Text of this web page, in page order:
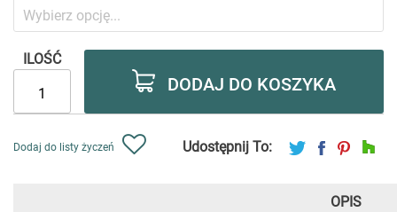
ILOŚĆ
DODAJ DO KOSZYKA
Dodaj do listy życzeń Udostępnij To:
OPIS